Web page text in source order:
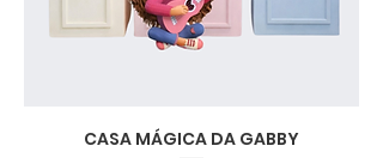
CASA MÁGICA DA GABBY